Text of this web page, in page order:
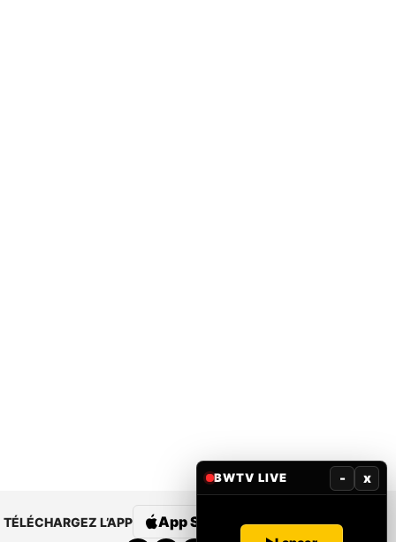
TÉLÉCHARGEZ L’APP App Store Google Play
BWTV LIVE - x